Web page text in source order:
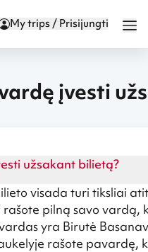
My trips / Prisijungti
įvesti
užsakant bilietą?
visada turi tiksliai
rašote pilną savo vardą,
yra Birutė
rašote pavardę,